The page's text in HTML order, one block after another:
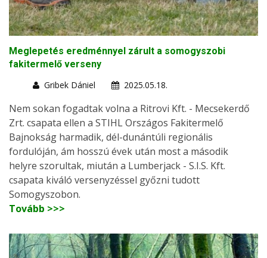
Meglepetés eredménnyel zárult a somogyszobi
fakitermelő verseny
Gribek Dániel
2025.05.18.
Nem sokan fogadtak volna a Ritrovi Kft. - Mecsekerdő
Zrt. csapata ellen a STIHL Országos Fakitermelő
Bajnokság harmadik, dél-dunántúli regionális
fordulóján, ám hosszú évek után most a második
helyre szorultak, miután a Lumberjack - S.I.S. Kft.
csapata kiváló versenyzéssel győzni tudott
Somogyszobon.
Tovább >>>